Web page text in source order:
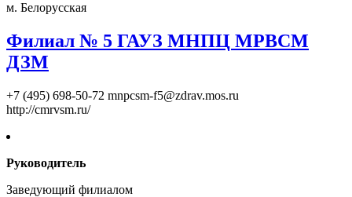
м. Белорусская
Филиал № 5 ГАУЗ МНПЦ МРВСМ
ДЗМ
+7 (495) 698-50-72 mnpcsm-f5@zdrav.mos.ru
http://cmrvsm.ru/
Руководитель
Заведующий филиалом